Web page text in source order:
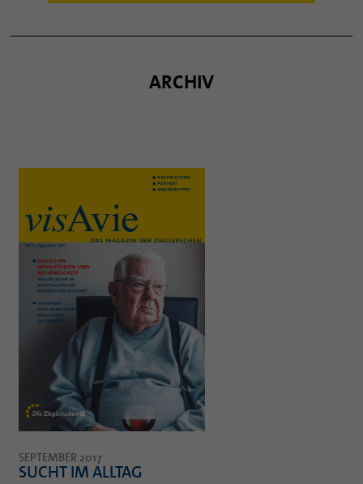
ARCHIV
SEPTEMBER 2017
SUCHT IM ALLTAG